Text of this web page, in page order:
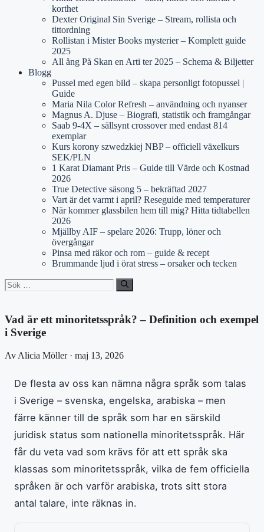
korthet
Dexter Original Sin Sverige – Stream, rollista och
tittordning
Rollistan i Mister Books mysterier – Komplett guide
2025
All ång På Skan en Arti ter 2025 – Schema & Biljetter
Blogg
Pussel med egen bild – skapa personligt fotopussel |
Guide
Maria Nila Color Refresh – användning och nyanser
Magnus A. Djuse – Biografi, statistik och framgångar
Saab 9-4X – sällsynt crossover med endast 814
exemplar
Kurs korony szwedzkiej NBP – officiell växelkurs
SEK/PLN
1 Karat Diamant Pris – Guide till Värde och Kostnad
2026
True Detective säsong 5 – bekräftad 2027
Vart är det varmt i april? Reseguide med temperaturer
När kommer glassbilen hem till mig? Hitta tidtabellen
2026
Mjällby AIF – spelare 2026: Trupp, löner och
övergångar
Pinsa med räkor och rom – guide & recept
Brummande ljud i örat stress – orsaker och tecken
Sök
efter:
Vad är ett minoritetsspråk? – Definition och exempel
i Sverige
Av Alicia Möller · maj 13, 2026
De flesta av oss kan nämna några språk som talas
i Sverige – svenska, engelska, arabiska – men
färre känner till de språk som har en särskild
juridisk status som nationella minoritetsspråk. Här
får du veta vad som krävs för att ett språk ska
klassas som minoritetsspråk, vilka de fem officiella
språken är och varför arabiska, trots sitt stora
antal talare, inte räknas in.